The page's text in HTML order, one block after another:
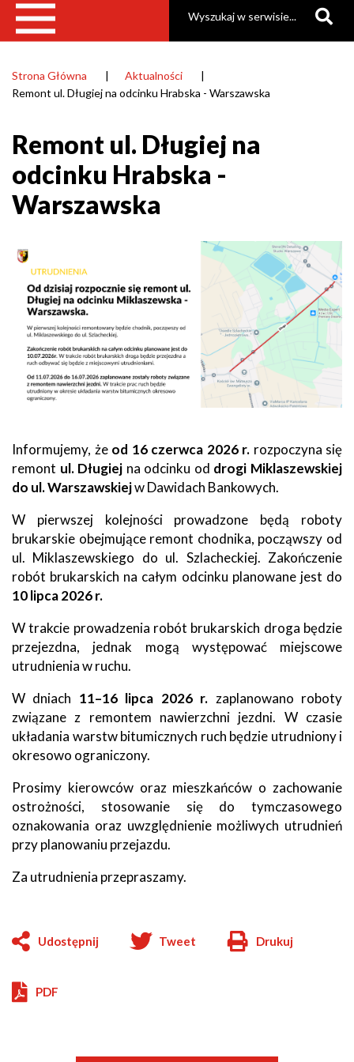
Ścieżka
Strona Główna
Aktualności
Remont ul. Długiej na odcinku Hrabska - Warszawska
Remont ul. Długiej na
odcinku Hrabska -
Warszawska
Informujemy, że od 16 czerwca 2026 r. rozpoczyna się
remont ul. Długiej na odcinku od drogi Miklaszewskiej
do ul. Warszawskiejw Dawidach Bankowych.
W pierwszej kolejności prowadzone będą roboty
brukarskie obejmujące remont chodnika, począwszy od
ul. Miklaszewskiego do ul. Szlacheckiej. Zakończenie
robót brukarskich na całym odcinku planowane jest do
10 lipca 2026 r.
W trakcie prowadzenia robót brukarskich droga będzie
przejezdna, jednak mogą występować miejscowe
utrudnienia w ruchu.
W dniach 11–16 lipca 2026 r. zaplanowano roboty
związane z remontem nawierzchni jezdni. W czasie
układania warstw bitumicznych ruch będzie utrudniony i
okresowo ograniczony.
Prosimy kierowców oraz mieszkańców o zachowanie
ostrożności, stosowanie się do tymczasowego
oznakowania oraz uwzględnienie możliwych utrudnień
przy planowaniu przejazdu.
Za utrudnienia przepraszamy.
Udostępnij Tweet
Will
Drukuj
PDF